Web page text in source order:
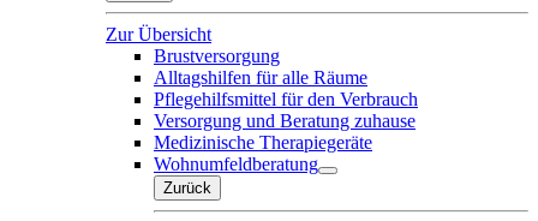
Zur Übersicht
Brustversorgung
Alltagshilfen für alle Räume
Pflegehilfsmittel für den Verbrauch
Versorgung und Beratung zuhause
Medizinische Therapiegeräte
Wohnumfeldberatung
Zurück